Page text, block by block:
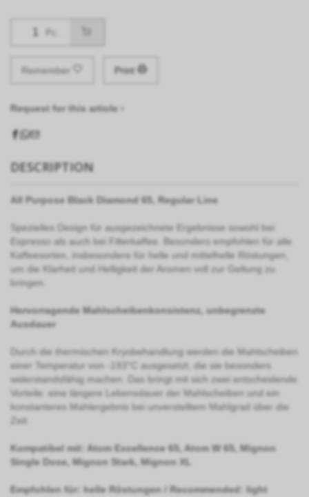
Pc.
Remember Print
Request for this article ›
DESCRIPTION
All Purpose Black Diamond 65, Regular Line
Spezielles Design für ausgezeichnete Ergebnisse sowohl bei
Espresso als auch bei Filterkaffee. Besonders empfohlen für alle
Kaffeesorten, insbesondere für helle und mittelhelle Röstungen,
um die Klarheit und Helligkeit der Aromen voll zur Geltung zu
bringen.
Hervorragende Mahlscheibenkonsistenz, unbegrenzte
Ausdauer
Durch die thermischen Kryobehandlung werden die Mahlscheiben
einer Temperatur von -193°C ausgesetzt, die sie besonders
widerstandsfähig machen. Das bringt mit sich zwei entscheidende
Vorteile: eine längere Lebensdauer der Mahlscheiben und ein
konstanteres Mahlergebnis bei unverstelltem Mahlgrad über die
Zeit.
Kompatibel mit: Atom Excellence 65, Atom W 65, Mignon
Single Dose, Mignon Stark, Mignon XL
Empfohlen für: helle Röstungen / Recommended: light